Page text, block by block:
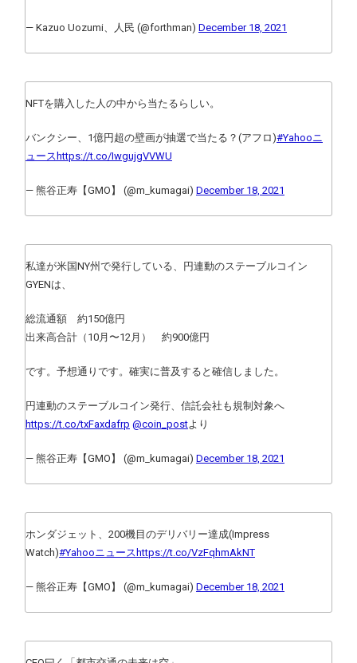
— Kazuo Uozumi、人民 (@forthman) December 18, 2021
NFTを購入した人の中から当たるらしい。
バンクシー、1億円超の壁画が抽選で当たる？(アフロ)#Yahooニ
ュース https://t.co/IwgujgVVWU
— 熊谷正寿【GMO】 (@m_kumagai) December 18, 2021
私達が米国NY州で発行している、円連動のステーブルコイン
GYENは、
総流通額 約150億円
出来高合計（10月〜12月） 約900億円
です。予想通りです。確実に普及すると確信しました。
円連動のステーブルコイン発行、信託会社も規制対象へ
https://t.co/txFaxdafrp @coin_postより
— 熊谷正寿【GMO】 (@m_kumagai) December 18, 2021
ホンダジェット、200機目のデリバリー達成(Impress
Watch)#Yahooニュース https://t.co/VzFqhmAkNT
— 熊谷正寿【GMO】 (@m_kumagai) December 18, 2021